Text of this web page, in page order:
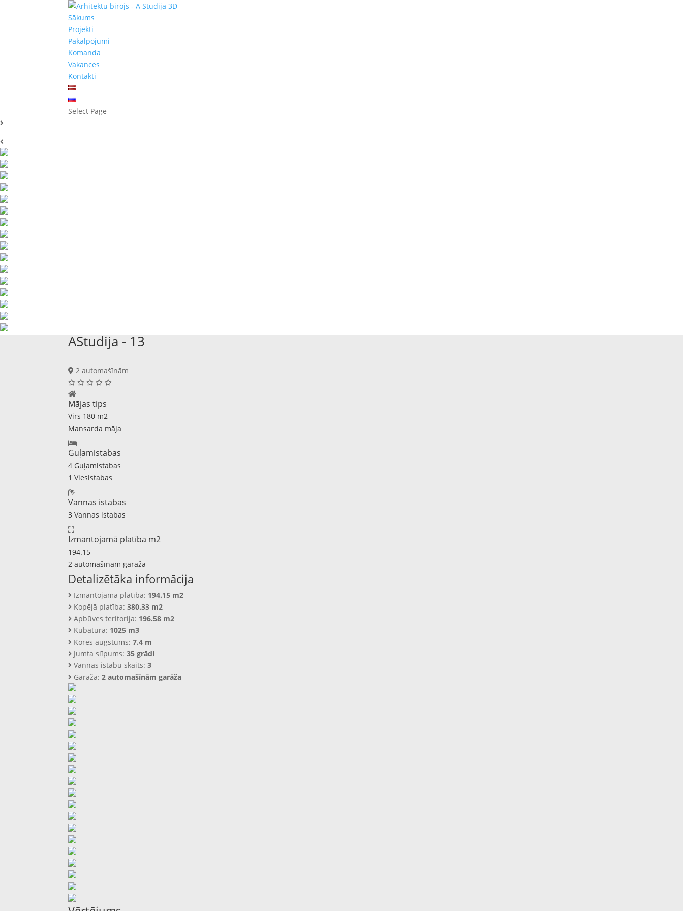
Sākums
Projekti
Pakalpojumi
Komanda
Vakances
Kontakti
Select Page
AStudija - 13
2 automašīnām
Mājas tips
Virs 180 m2
Mansarda māja
Guļamistabas
4 Guļamistabas
1 Viesistabas
Vannas istabas
3 Vannas istabas
Izmantojamā platība m2
194.15
2 automašīnām garāža
Detalizētāka informācija
Izmantojamā platība: 194.15 m2
Kopējā platība:380.33 m2
Apbūves teritorija: 196.58 m2
Kubatūra: 1025 m3
Kores augstums:7.4 m
Jumta slīpums:35 grādi
Vannas istabu skaits:3
Garāža:2 automašīnām garāža